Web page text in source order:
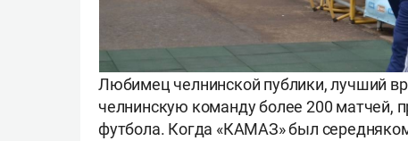
Любимец челнинской публики, лучший
челнинскую команду более 200 матчей,
футбола. Когда «КАМАЗ» был